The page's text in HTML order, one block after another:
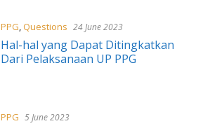
PPG,Questions 24 June 2023
Hal-hal yang Dapat Ditingkatkan
Dari Pelaksanaan UP PPG
PPG 5 June 2023